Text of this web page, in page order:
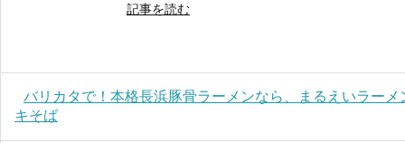
記事を読む
バリカタで！本格長浜豚骨ラーメンなら、まるえいラー
キそば